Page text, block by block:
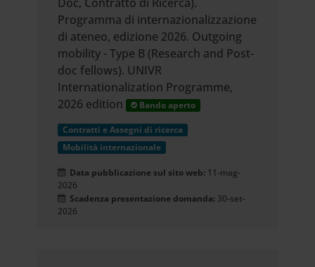
Programma di internazionalizzazione
di ateneo, edizione 2026. Outgoing
mobility - Type B (Research and Post-
doc fellows). UNIVR
Internationalization Programme,
2026 edition
Bando aperto
Contratti e Assegni di ricerca
Mobilità internazionale
Data pubblicazione sul sito web: 11-mag-
2026
Scadenza presentazione domanda: 30-set-
2026